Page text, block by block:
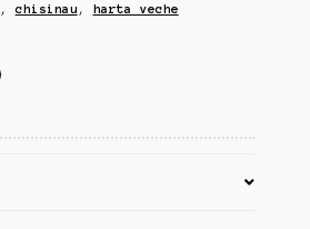
,chisinau , harta veche